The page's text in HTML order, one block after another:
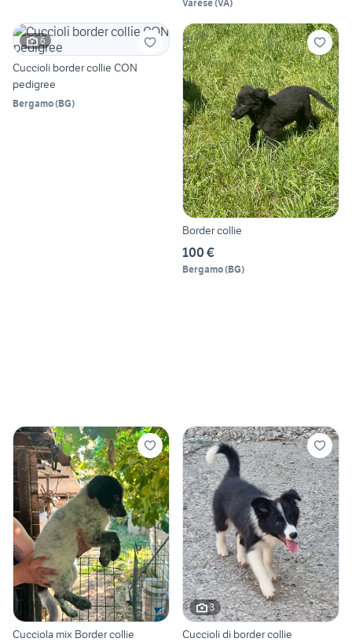
Varese(VA)
6
Cuccioli border collie CON
pedigree
Bergamo(BG)
Border collie
100 €
Bergamo(BG)
Cucciola mix Border collie
3
Cuccioli di border collie